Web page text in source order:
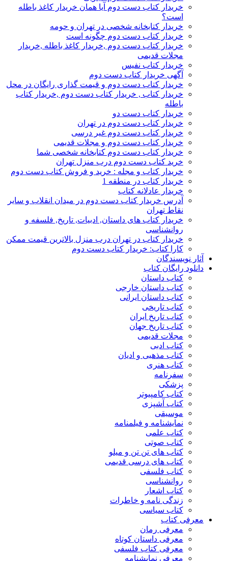
خریدار کتاب دست دوم آیا همان خریدار کاغذ باطله
است؟
خریدار کتابخانه شخصی در تهران و حومه
خریدار کتاب دست دوم چگونه است
خریدار کتاب دست دوم ,خریدار کاغذ باطله ,خریدار
مجلات قدیمی
خریدار کتاب نفیس
آگهی خریدار کتاب دست دوم
خریدار کتاب دست دوم و قیمت گذاری رایگان در محل
خریدار کتاب , خریدار کتاب دست دوم ,خریدار کتاب
باطله
خریدار کتاب دست دو
خریدار کتاب دست دوم در تهران
خریدار کتاب دست دوم غیر درسی
خریدار کتاب دست دوم و مجلات قدیمی
خریدار کتاب دست دوم کتابخانه شخصی شما
خرید کتاب دست دوم درب منزل تهران
خریدار کتاب و مجله : خرید و فروش کتاب دست دوم
خریدار کتاب در منطقه 1
خریدار عادلانه کتاب
آدرس خریدار کتاب دست دوم در میدان انقلاب و سایر
نقاط تهران
خریدار کتاب های داستان, ادبیات, تاریخ, فلسفه و
روانشناسی
خریدار کتاب در تهران درب منزل بالاترین قیمت ممکن
کارا کتاب: خریدار کتاب دست دوم
آثار نویسندگان
دانلود رایگان کتاب
کتاب داستان
کتاب داستان خارجی
کتاب داستان ایرانی
کتاب تاریخی
کتاب تاریخ ایران
کتاب تاریخ جهان
مجلات قدیمی
کتاب ادبی
کتاب مذهبی و ادیان
کتاب هنری
سفرنامه
پزشکی
کتاب کامپیوتر
کتاب آشپزی
موسیقی
نمایشنامه و فیلمنامه
کتاب علمی
کتاب صوتی
کتاب های تن تن و میلو
کتاب های درسی قدیمی
کتاب فلسفی
روانشناسی
کتاب اشعار
زندگی نامه و خاطرات
کتاب سیاسی
معرفی کتاب
معرفی رمان
معرفی داستان کوتاه
معرفی کتاب فلسفی
معرفی نمایشنامه